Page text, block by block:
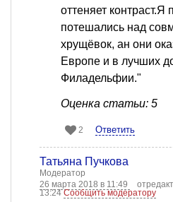
оттеняет контраст.Я
потешались над
хрущёвок, ан они
Европе и в лучших
Филадельфии."
Оценка статьи: 5
2 Ответить
Татьяна Пучкова
Модератор
26 марта 2018 в 11:49
13:24Сообщить модератору